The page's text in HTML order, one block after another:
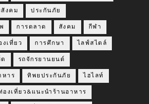
งคม ประกันภัย
การตลาด สังคม กีฬา
งเที่ยว การศึกษา ไลฟ์สไตล์
รถจักรยานยนต์
หาร ทิพยประกันภัย ไฮไลท์
องเที่ยว&แนะนำร้านอาหาร